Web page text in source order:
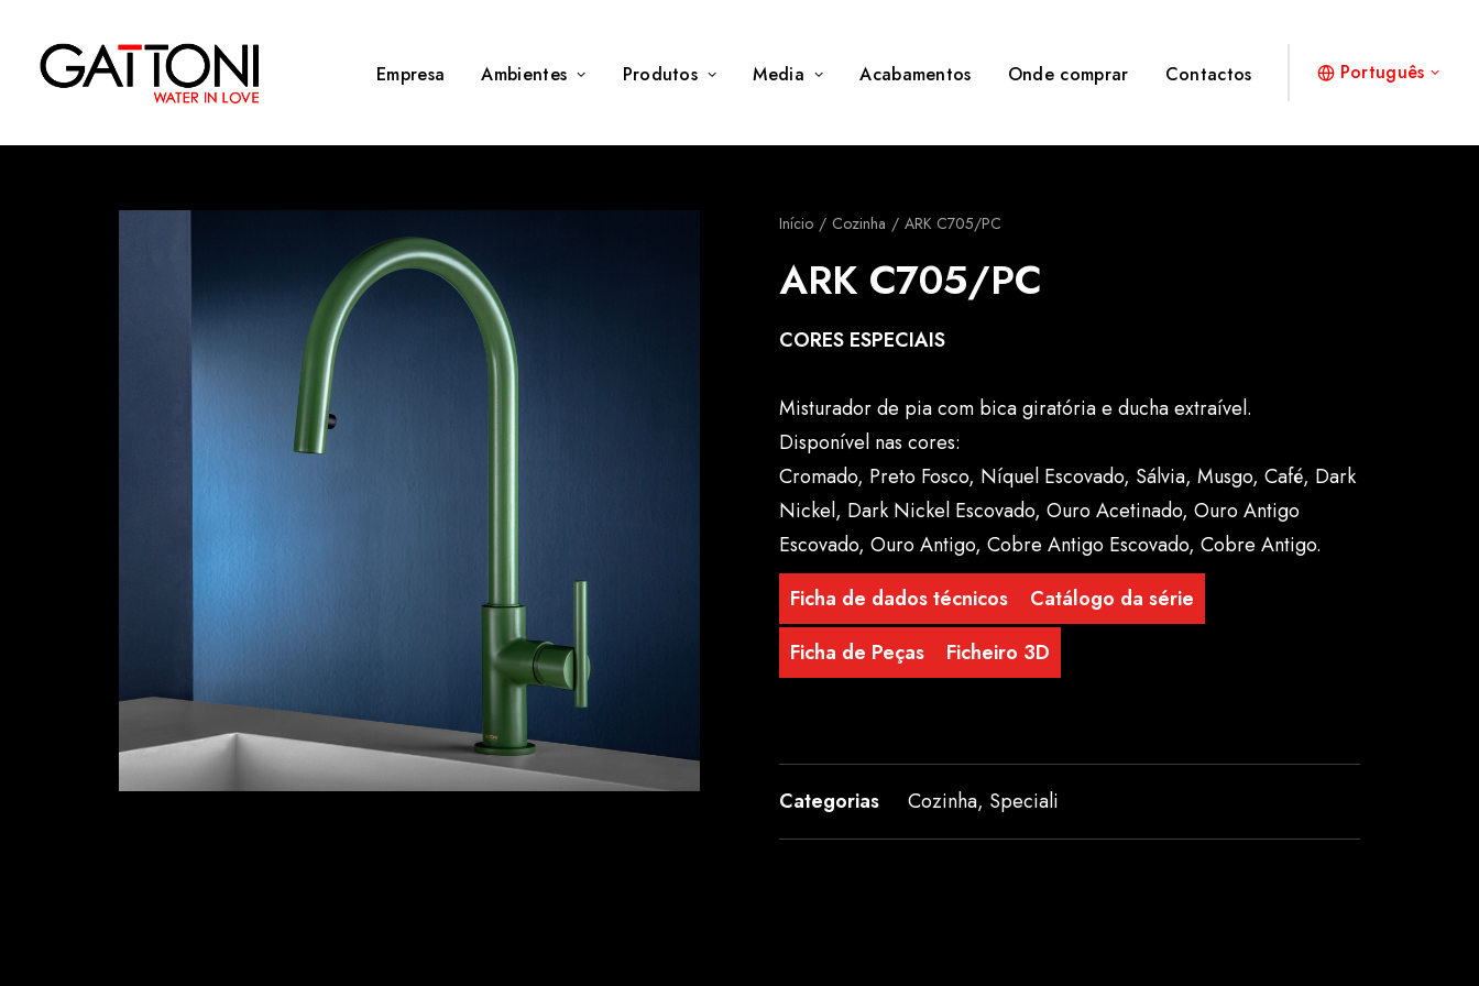
Empresa Ambientes Produtos Media Acabamentos Onde comprar Contactos Português
Início Cozinha ARK C705/PC
ARK C705/PC
CORES ESPECIAIS
Misturador de pia com bica giratória e ducha extraível.
Disponível nas cores:
Cromado, Preto Fosco, Níquel Escovado, Sálvia, Musgo, Café, Dark
Nickel, Dark Nickel Escovado, Ouro Acetinado, Ouro Antigo
Escovado, Ouro Antigo, Cobre Antigo Escovado, Cobre Antigo.
Ficha de dados técnicos
Catálogo da série
Ficha de Peças
Ficheiro 3D
Categorias Cozinha, Speciali